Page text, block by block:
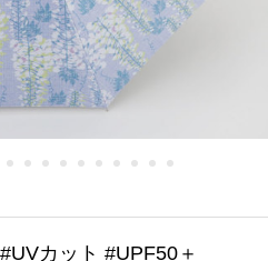
カット #UPF50＋